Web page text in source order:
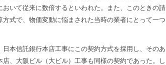
おいて従来に数倍するといわれた。また、このときの請
方式で、物価変動に悩まされた当時の業者にとって一つ
日本信託銀行本店工事にこの契約方式を採用し、そのあ
店、大阪ビル（大ビル）工事も同様の契約であった。し